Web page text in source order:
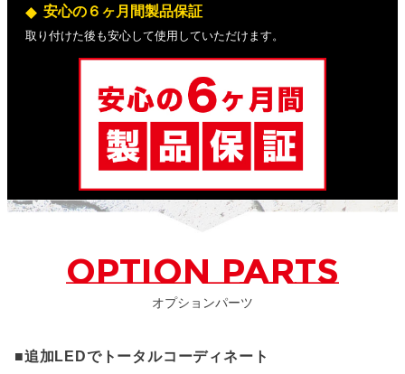
安心の６ヶ月間製品保証
取り付けた後も安心して使用していただけます。
OPTION PARTS
オプションパーツ
■追加LEDでトータルコーディネート